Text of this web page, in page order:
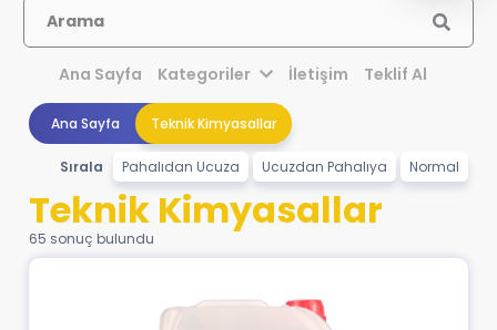
Arama
Ana Sayfa Kategoriler İletişim Teklif Al
Ana Sayfa Teknik Kimyasallar
Sırala Pahalıdan Ucuza Ucuzdan Pahalıya Normal
Teknik Kimyasallar
65 sonuç bulundu